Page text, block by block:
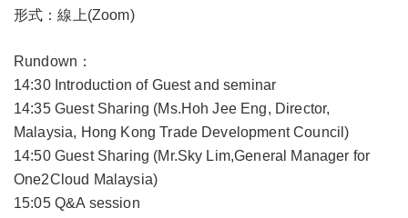
形式：線上(Zoom)
Rundown：
14:30 Introduction of Guest and seminar
14:35 Guest Sharing (Ms.Hoh Jee Eng, Director,
Malaysia, Hong Kong Trade Development Council)
14:50 Guest Sharing (Mr.Sky Lim,General Manager for
One2Cloud Malaysia)
15:05 Q&A session